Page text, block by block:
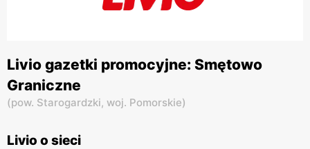
Livio gazetki promocyjne: Smętowo
Graniczne
(pow. Starogardzki, woj. Pomorskie)
Livio o sieci